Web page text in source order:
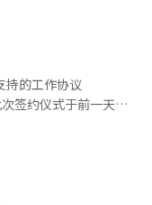
合的滩涂生机的独特
合情况室，继续进行
夏季假期，希望能在
统翻译与编辑。
安全。此外，还要做
端高温天
国共有208名高温相关
连续三天单日新增患
）。约77.4%的病
持的工作协议
贤、合伙律师金宝
再社会化项目的实